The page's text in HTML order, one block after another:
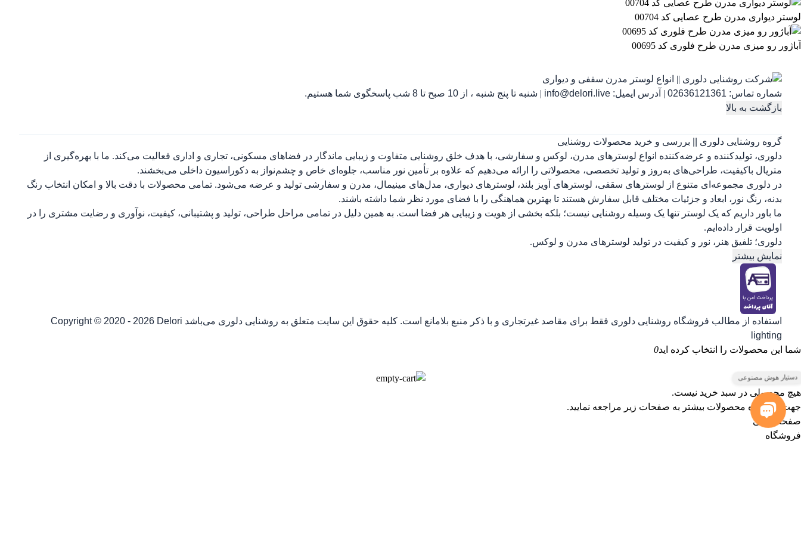
لوستر دیواری مدرن طرح عصایی کد 00704
آباژور رو میزی مدرن طرح فلوری کد 00695
شماره تماس: 02636121361
| آدرس ایمیل: info@delori.live
| شنبه تا پنج شنبه ، از 10 صبح تا 8 شب پاسخگوی شما هستیم.
بازگشت به بالا
گروه روشنایی دلوری || بررسی و خرید محصولات روشنایی
دلوری، تولیدکننده و عرضه‌کننده انواع لوسترهای مدرن، لوکس و سفارشی، با هدف خلق روشنایی متفاوت و زیبایی ماندگار در فضاهای مسکونی، تجاری و اداری فعالیت می‌کند. ما با بهره‌گیری از
متریال باکیفیت، طراحی‌های به‌روز و تولید تخصصی، محصولاتی را ارائه می‌دهیم که علاوه بر تأمین نور مناسب، جلوه‌ای خاص و چشم‌نواز به دکوراسیون داخلی می‌بخشند.
در دلوری مجموعه‌ای متنوع از لوسترهای سقفی، لوسترهای آویز بلند، لوسترهای دیواری، مدل‌های مینیمال، مدرن و سفارشی تولید و عرضه می‌شود. تمامی محصولات با دقت بالا و امکان انتخاب رنگ
بدنه، رنگ نور، ابعاد و جزئیات مختلف قابل سفارش هستند تا بهترین هماهنگی را با فضای مورد نظر شما داشته باشند.
ما باور داریم که یک لوستر تنها یک وسیله روشنایی نیست؛ بلکه بخشی از هویت و زیبایی هر فضا است. به همین دلیل در تمامی مراحل طراحی، تولید و پشتیبانی، کیفیت، نوآوری و رضایت مشتری را در
اولویت قرار داده‌ایم.
دلوری؛ تلفیق هنر، نور و کیفیت در تولید لوسترهای مدرن و لوکس.
نمایش بیشتر
استفاده از مطالب فروشگاه روشنایی دلوری فقط برای مقاصد غیرتجاری و با ذکر منبع بلامانع است. کلیه حقوق این سایت متعلق به روشنایی دلوری می‌باشد Copyright © 2020 - 2026 Delori
lighting
شما این محصولات را انتخاب کرده اید0
هیچ محصولی در سبد خرید نیست.
جهت مشاهده محصولات بیشتر به صفحات زیر مراجعه نمایید.
صفحه اصلی
فروشگاه